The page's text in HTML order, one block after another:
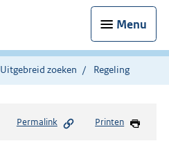
Menu
Uitgebreid zoeken Regeling
Permalink Printen